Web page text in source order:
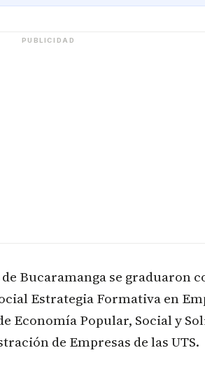
PUBLICIDAD
Bucaramanga se graduaron
Estrategia Formativa en
Economía Popular, Social y
de Empresas de las UTS.